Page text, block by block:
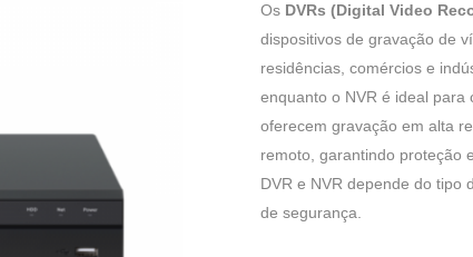
Os DVRs (Digital Video
dispositivos de gravação de
residências, comércios e
enquanto o NVR é ideal para
oferecem gravação em alta
remoto, garantindo proteção
DVR e NVR depende do tipo
de segurança.